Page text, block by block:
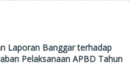
Laporan Banggar terhadap
Pelaksanaan APBD Tahun